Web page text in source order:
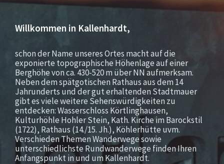
Willkommen in Kallenhardt,
schon der Name unseres Ortes macht auf die
exponierte topographische Höhenlage auf einer
Berghöhe von ca. 430-520 m über NN aufmerksam.
Neben dem spätgotischen Rathaus aus dem 14
Jahrunderts und der gut erhaltenden Stadtmauer
gibt es viele weitere Sehenswürdigkeiten zu
entdecken: Wasserschloss Körtlinghausen,
Kulturhöhle Hohler Stein, Kath. Kirche im Barockstil
(1722), Rathaus (14./15. Jh.), Köhlerhütte uvm.
Verschieden Themen Wanderwege sowie
unterschiedlichste Rundwanderwege finden Ihren
Anfangspunkt in und um Kallenhardt.